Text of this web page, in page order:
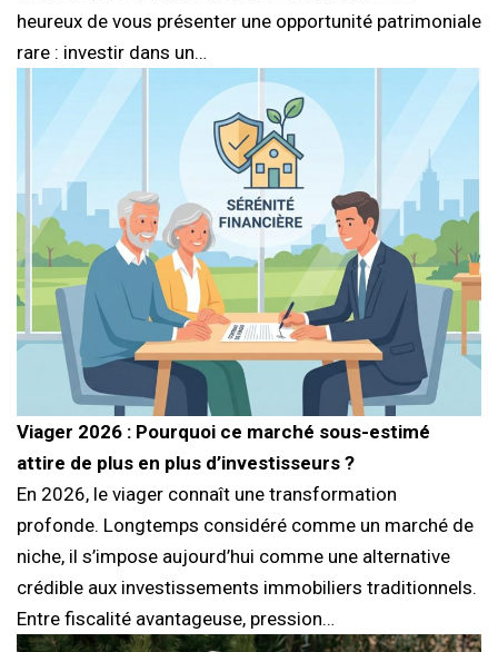
heureux de vous présenter une opportunité patrimoniale
rare : investir dans un…
Viager 2026 : Pourquoi ce marché sous-estimé
attire de plus en plus d’investisseurs ?
En 2026, le viager connaît une transformation
profonde. Longtemps considéré comme un marché de
niche, il s’impose aujourd’hui comme une alternative
crédible aux investissements immobiliers traditionnels.
Entre fiscalité avantageuse, pression…